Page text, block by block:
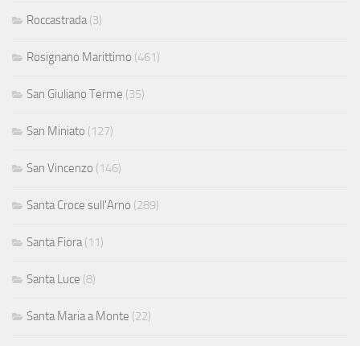
Roccastrada (3)
Rosignano Marittimo (461)
San Giuliano Terme (35)
San Miniato (127)
San Vincenzo (146)
Santa Croce sull'Arno (289)
Santa Fiora (11)
Santa Luce (8)
Santa Maria a Monte (22)